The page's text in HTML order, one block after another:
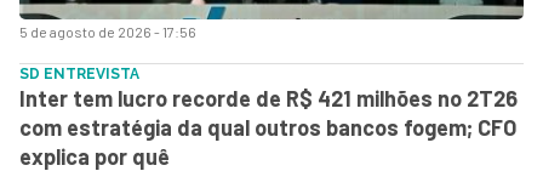
5 de agosto de 2026 - 17:56
SD ENTREVISTA
Inter tem lucro recorde de R$ 421 milhões no 2T26
com estratégia da qual outros bancos fogem; CFO
explica por quê